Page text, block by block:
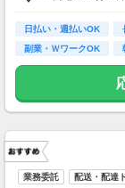
⇒「初回稼働1か
万円」or「2年後
ご都合にあわせ
※1日2万円保証
＊週払い可能（
＊現金手渡し・
＊前払い制度あ
日払い・週払いOK
副業・ＷワークOK
業務委託 配送・配達